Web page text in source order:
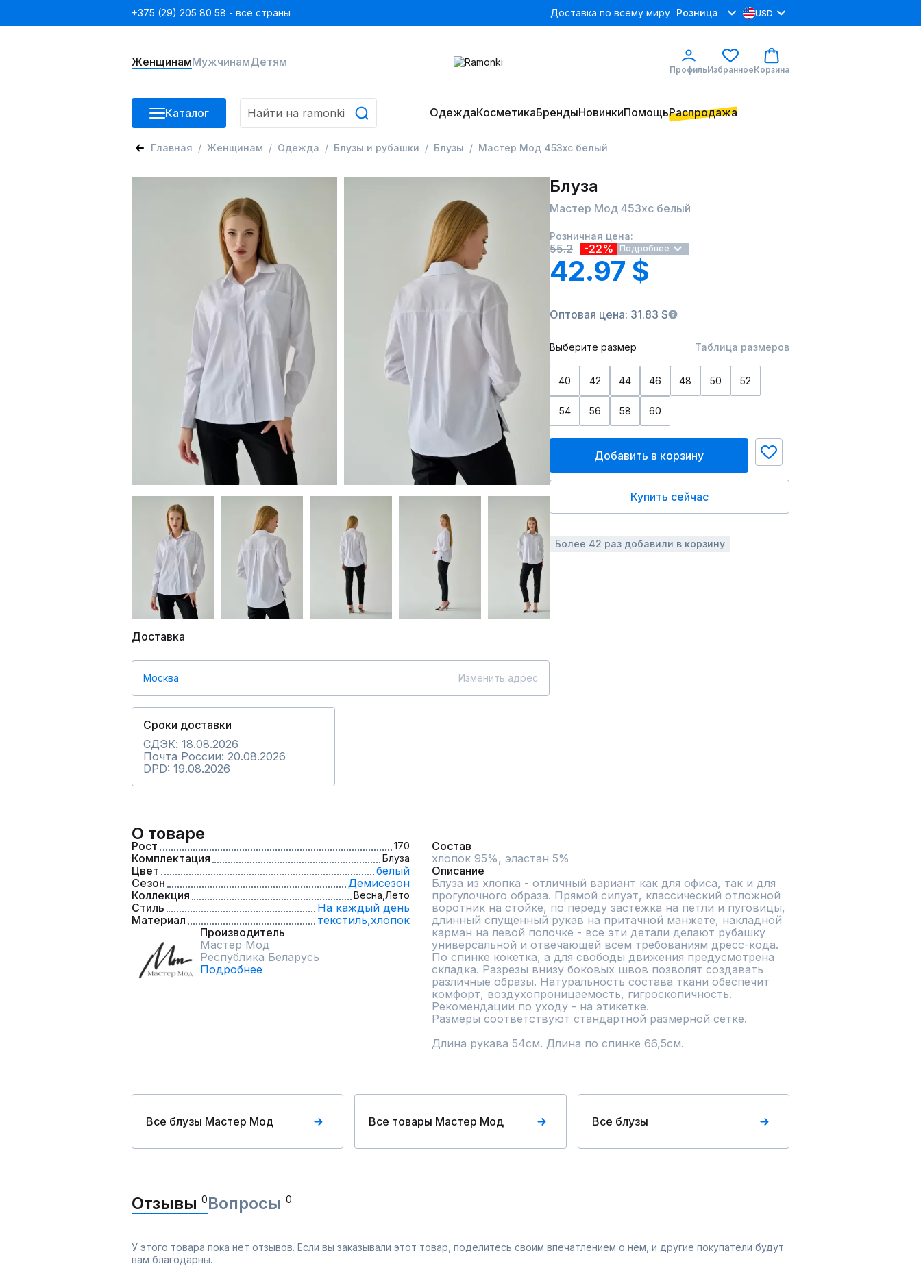
+375 (29) 205 80 58 - все страны Доставка по всему миру Розница USD
ЖенщинамМужчинамДетям
ПрофильИзбранноеКорзина
Каталог ОдеждаКосметикаБрендыНовинкиПомощьРаспродажа
Главная Женщинам Одежда Блузы и рубашки Блузы Мастер Мод 453хс белый
Доставка
Москва Изменить адрес
Сроки доставки
СДЭК: 18.08.2026
Почта России: 20.08.2026
DPD: 19.08.2026
Блуза
Мастер Мод 453хс белый
Розничная цена:
55.2 -22% Подробнее
42.97 $
Оптовая цена: 31.83 $
Выберите размер Таблица размеров
40 42 44 46 48 50 52
54 56 58 60
Добавить в корзину
Купить сейчас
Более 42 раз добавили в корзину
О товаре
Рост 170
Комплектация Блуза
Цвет
белый
Сезон
Демисезон
Коллекция
Весна, Лето
Стиль
На каждый день
Материал
текстиль,хлопок
Производитель
Мастер Мод
Республика Беларусь
Подробнее
Состав
хлопок 95%, эластан 5%
Описание
Блуза из хлопка - отличный вариант как для офиса, так и для
прогулочного образа. Прямой силуэт, классический отложной
воротник на стойке, по переду застёжка на петли и пуговицы,
длинный спущенный рукав на притачной манжете, накладной
карман на левой полочке - все эти детали делают рубашку
универсальной и отвечающей всем требованиям дресс-кода.
По спинке кокетка, а для свободы движения предусмотрена
складка. Разрезы внизу боковых швов позволят создавать
различные образы. Натуральность состава ткани обеспечит
комфорт, воздухопроницаемость, гигроскопичность.
Рекомендации по уходу - на этикетке.
Размеры соответствуют стандартной размерной сетке.
Длина рукава 54см. Длина по спинке 66,5см.
Все блузы Мастер Мод Все товары Мастер Мод Все блузы
Отзывы 0Вопросы 0
У этого товара пока нет отзывов. Если вы заказывали этот товар, поделитесь своим впечатлением о нём, и другие покупатели будут
вам благодарны.